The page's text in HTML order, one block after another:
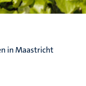
in Maastricht